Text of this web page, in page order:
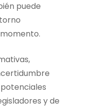
puede
y de